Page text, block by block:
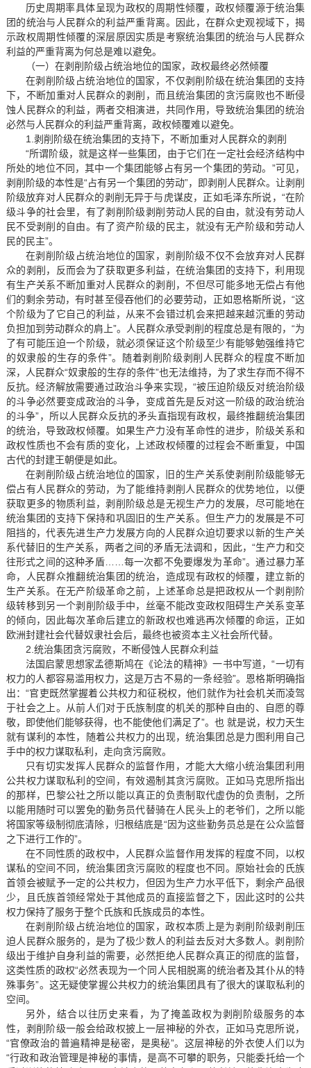
历史周期率具体呈现为政权的周期性倾覆，政权倾覆源于统治集
团的统治与人民群众的利益严重背离。因此，在群众史观视域下，揭
示政权周期性倾覆的深层原因实质是考察统治集团的统治与人民群众
利益的严重背离为何总是难以避免。
（一）在剥削阶级占统治地位的国家，政权最终必然倾覆
在剥削阶级占统治地位的国家，不仅剥削阶级在统治集团的支持
下，不断加重对人民群众的剥削，而且统治集团的贪污腐败也不断侵
蚀人民群众的利益，两者交相演进，共同作用，导致统治集团的统治
必然与人民群众的利益严重背离，政权倾覆难以避免。
1.剥削阶级在统治集团的支持下，不断加重对人民群众的剥削
“所谓阶级，就是这样一些集团，由于它们在一定社会经济结构中
所处的地位不同，其中一个集团能够占有另一个集团的劳动。”可见，
剥削阶级的本性是“占有另一个集团的劳动”，即剥削人民群众。让剥削
阶级放弃对人民群众的剥削无异于与虎谋皮，正如毛泽东所说，“在阶
级斗争的社会里，有了剥削阶级剥削劳动人民的自由，就没有劳动人
民不受剥削的自由。有了资产阶级的民主，就没有无产阶级和劳动人
民的民主”。
在剥削阶级占统治地位的国家，剥削阶级不仅不会放弃对人民群
众的剥削，反而会为了获取更多利益，在统治集团的支持下，利用现
有生产关系不断加重对人民群众的剥削，不但尽可能多地无偿占有他
们的剩余劳动，有时甚至侵吞他们的必要劳动，正如恩格斯所说，“这
个阶级为了它自己的利益，从来不会错过机会来把越来越沉重的劳动
负担加到劳动群众的肩上”。人民群众承受剥削的程度总是有限的，“为
了有可能压迫一个阶级，就必须保证这个阶级至少有能够勉强维持它
的奴隶般的生存的条件”。随着剥削阶级剥削人民群众的程度不断加
深，人民群众“奴隶般的生存的条件”也无法维持，为了求生存而不得不
反抗。经济解放需要通过政治斗争来实现，“被压迫阶级反对统治阶级
的斗争必然要变成政治的斗争，变成首先是反对这一阶级的政治统治
的斗争”，所以人民群众反抗的矛头直指现有政权，最终推翻统治集团
的统治，导致政权倾覆。如果生产力没有革命性的进步，阶级关系和
政权性质也不会有质的变化，上述政权倾覆的过程会不断重复，中国
古代的封建王朝便是如此。
在剥削阶级占统治地位的国家，旧的生产关系使剥削阶级能够无
偿占有人民群众的劳动，为了能维持剥削人民群众的优势地位，以便
获取更多的物质利益，剥削阶级总是无视生产力的发展，尽可能地在
统治集团的支持下保持和巩固旧的生产关系。但生产力的发展是不可
阻挡的，代表先进生产力发展方向的人民群众迫切要求以新的生产关
系代替旧的生产关系，两者之间的矛盾无法调和，因此，“生产力和交
往形式之间的这种矛盾……每一次都不免要爆发为革命”。通过暴力革
命，人民群众推翻统治集团的统治，造成现有政权的倾覆，建立新的
生产关系。在无产阶级革命之前，上述革命总是把政权从一个剥削阶
级转移到另一个剥削阶级手中，丝毫不能改变政权阻碍生产关系变革
的倾向，因此每次革命后建立的新政权也难逃再次倾覆的命运，正如
欧洲封建社会代替奴隶社会后，最终也被资本主义社会所代替。
2.统治集团贪污腐败，不断侵蚀人民群众利益
法国启蒙思想家孟德斯鸠在《论法的精神》一书中写道，“一切有
权力的人都容易滥用权力，这是万古不易的一条经验”。恩格斯明确指
出：“官吏既然掌握着公共权力和征税权，他们就作为社会机关而凌驾
于社会之上。从前人们对于氏族制度的机关的那种自由的、自愿的尊
敬，即使他们能够获得，也不能使他们满足了”。也 就是说，权力天生
就有谋利的本性，随着公共权力的出现，统治集团总是力图利用自己
手中的权力谋取私利，走向贪污腐败。
只有切实发挥人民群众的监督作用，才能大大缩小统治集团利用
公共权力谋取私利的空间，有效遏制其贪污腐败。正如马克思所指出
的那样，巴黎公社之所以能以真正的负责制取代虚伪的负责制，之所
以能用随时可以罢免的勤务员代替骑在人民头上的老爷们，之所以能
将国家等级制彻底清除，归根结底是“因为这些勤务员总是在公众监督
之下进行工作的”。
在不同性质的政权中，人民群众监督作用发挥的程度不同，以权
谋私的空间不同，统治集团贪污腐败的程度也不同。原始社会的氏族
首领会被赋予一定的公共权力，但因为生产力水平低下，剩余产品很
少，且氏族首领经常处于其他成员的直接监督之下，因此这时的公共
权力保持了服务于整个氏族和氏族成员的本性。
在剥削阶级占统治地位的国家，政权本质上是为剥削阶级剥削压
迫人民群众服务的，是为了极少数人的利益去反对大多数人。剥削阶
级出于维护自身利益的需要，必然拒绝人民群众真正的彻底的监督，
这类性质的政权“必然表现为一个同人民相脱离的统治者及其仆从的特
殊事务”。这无疑使掌握公共权力的统治集团具有了很大的谋取私利的
空间。
另外，结合以往历史来看，为了掩盖政权为剥削阶级服务的本
性，剥削阶级一般会给政权披上一层神秘的外衣，正如马克思所说，
“官僚政治的普遍精神是秘密，是奥秘”。这层神秘的外衣使人们以为
“行政和政治管理是神秘的事情，是高不可攀的职务，只能委托给一个